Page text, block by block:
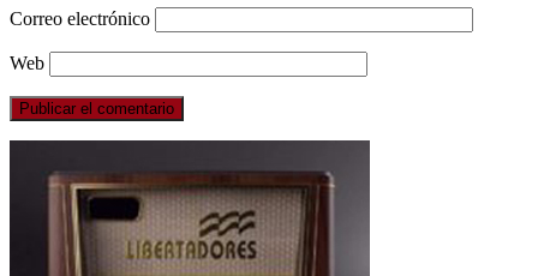
Correo electrónico
Web